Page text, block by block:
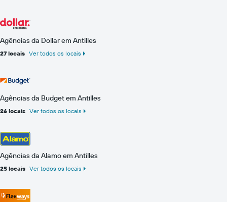
Agências da Dollar em Antilles
27 locais Ver todos os locais
Agências da Budget em Antilles
26 locais Ver todos os locais
Agências da Alamo em Antilles
25 locais Ver todos os locais